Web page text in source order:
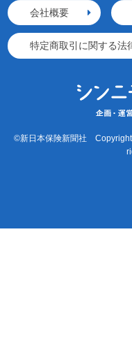
会社概要
特定商取引に関する法
©新日本保険新聞社 Copyright